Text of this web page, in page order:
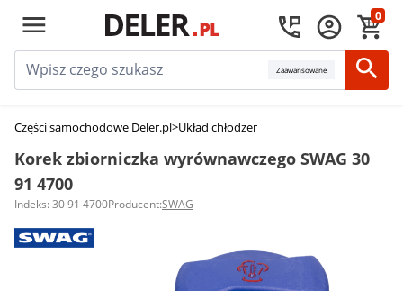
0
Zaawansowane
Części samochodowe Deler.pl>Układ chłodzenia silnika
Korek zbiorniczka wyrównawczego SWAG 30
91 4700
Indeks: 30 91 4700Producent:SWAG